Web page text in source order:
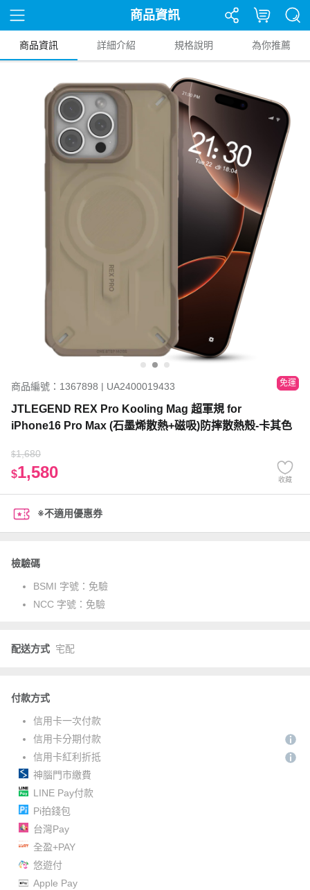
商品資訊
商品資訊 詳細介紹 規格說明 為你推薦
商品編號：1367898 | UA2400019433 免運
JTLEGEND REX Pro Kooling Mag 超軍規 for
iPhone16 Pro Max (石墨烯散熱+磁吸)防摔散熱殼-卡其色
$1,680
$1,580 收藏
※不適用優惠券
檢驗碼
BSMI 字號： 免驗
NCC 字號： 免驗
配送方式 宅配
付款方式
信用卡一次付款
信用卡分期付款
信用卡紅利折抵
神腦門市繳費
LINE Pay付款
Pi拍錢包
台灣Pay
全盈+PAY
悠遊付
Apple Pay